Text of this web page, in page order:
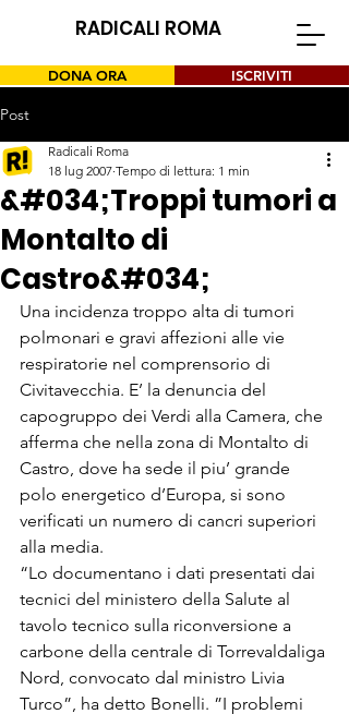
RADICALI ROMA
DONA ORA ISCRIVITI
Post
&#034;Troppi tumori a
Montalto di
Castro&#034;
Radicali Roma
18 lug 2007 Tempo di lettura: 1 min
Una incidenza troppo alta di tumori
polmonari e gravi affezioni alle vie
respiratorie nel comprensorio di
Civitavecchia. E’ la denuncia del
capogruppo dei Verdi alla Camera, che
afferma che nella zona di Montalto di
Castro, dove ha sede il piu’ grande
polo energetico d’Europa, si sono
verificati un numero di cancri superiori
alla media.
“Lo documentano i dati presentati dai
tecnici del ministero della Salute al
tavolo tecnico sulla riconversione a
carbone della centrale di Torrevaldaliga
Nord, convocato dal ministro Livia
Turco”, ha detto Bonelli. ”I problemi